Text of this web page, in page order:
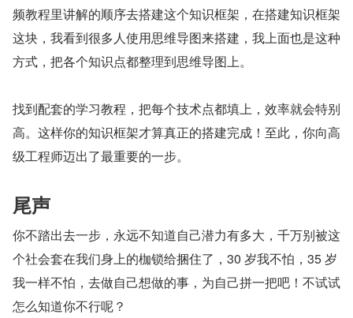
频教程里讲解的顺序去搭建这个知识框架，在搭建知识框架
这块，我看到很多人使用思维导图来搭建，我上面也是这种
方式，把各个知识点都整理到思维导图上。
找到配套的学习教程，把每个技术点都填上，效率就会特别
高。这样你的知识框架才算真正的搭建完成！至此，你向高
级工程师迈出了最重要的一步。
尾声
你不踏出去一步，永远不知道自己潜力有多大，千万别被这
个社会套在我们身上的枷锁给捆住了，30 岁我不怕，35 岁
我一样不怕，去做自己想做的事，为自己拼一把吧！不试试
怎么知道你不行呢？